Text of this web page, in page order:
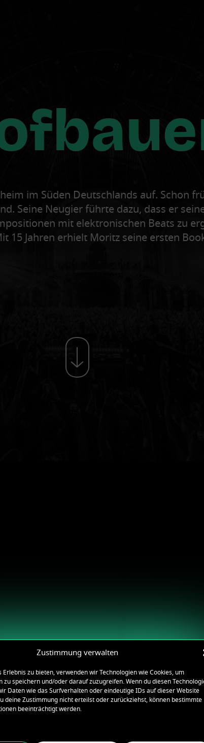
Zustimmung verwalten
zu bieten, verwenden wir Technologien wie Cookies, um
speichern und/oder darauf zuzugreifen. Wenn du diesen
Daten wie das Surfverhalten oder eindeutige IDs auf dieser Website
deine Zustimmung nicht erteilst oder zurückziehst, können bestimmte
beeinträchtigt werden.
im Süden Deutschlands auf. Schon
Seine Neugier führte dazu, dass er
mit elektronischen Beats zu
15 Jahren erhielt Moritz seine ersten